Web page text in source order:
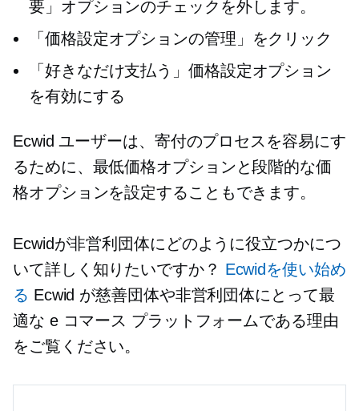
要」オプションのチェックを外します。
「価格設定オプションの管理」をクリック
「好きなだけ支払う」価格設定オプション
を有効にする
Ecwid ユーザーは、寄付のプロセスを容易にす
るために、最低価格オプションと段階的な価
格オプションを設定することもできます。
Ecwidが非営利団体にどのように役立つかにつ
いて詳しく知りたいですか？ Ecwidを使い始め
る Ecwid が慈善団体や非営利団体にとって最
適な e コマース プラットフォームである理由
をご覧ください。